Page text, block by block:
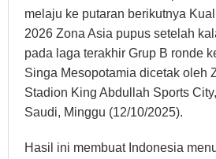
melaju ke putaran berikutnya
2026 Zona Asia pupus setelah
pada laga terakhir Grup B ronde
Singa Mesopotamia dicetak oleh
Stadion King Abdullah Sports
Saudi, Minggu (12/10/2025).
Hasil ini membuat Indonesia